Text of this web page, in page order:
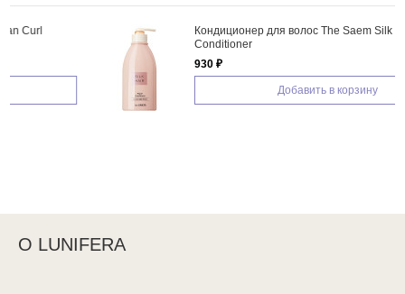
Кондиционер для волос The Saem Silk Hair Repair
Conditioner
930 ₽
Добавить в корзину
О LUNIFERA